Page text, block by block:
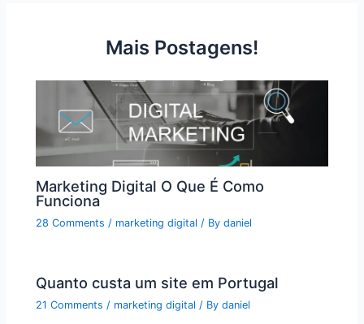
Mais Postagens!
Marketing Digital O Que É Como
Funciona
28 Comments / marketing digital / Bydaniel
Quanto custa um site em Portugal
21 Comments / marketing digital / Bydaniel